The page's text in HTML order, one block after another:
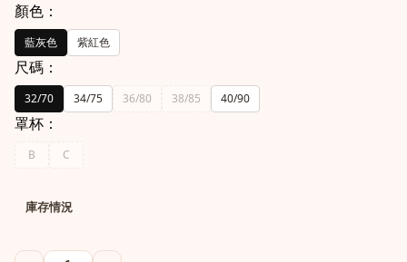
顏色：
藍灰色 紫紅色
尺碼：
32/70 34/75 36/80 38/85 40/90
罩杯：
B C
庫存情況